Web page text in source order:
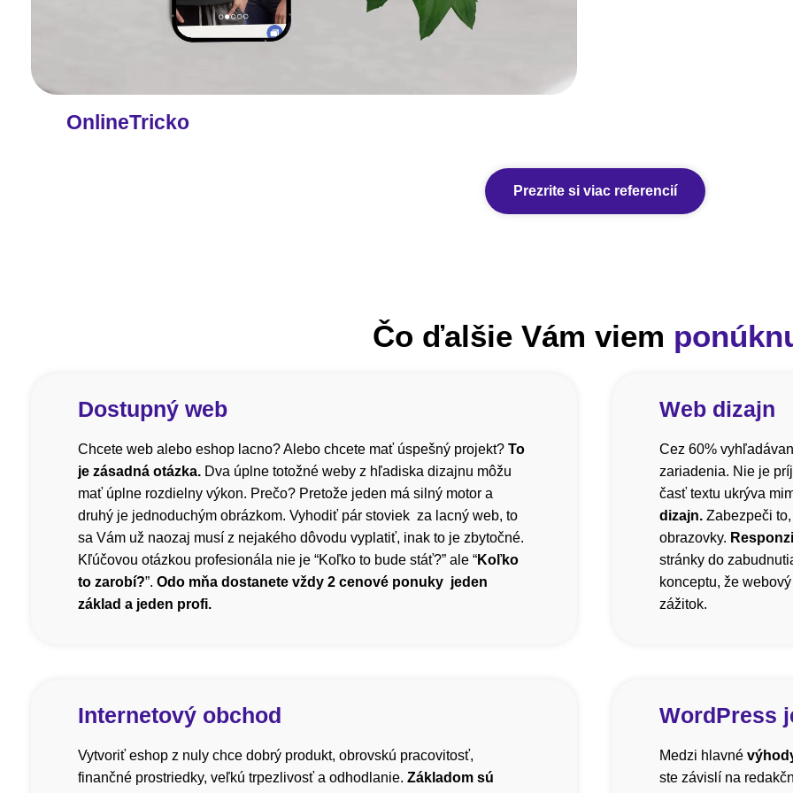
OnlineTricko
Prezrite si viac referencií
Čo ďalšie Vám viem
Dostupný web
Chcete web alebo eshop lacno? Alebo chcete mať úspešný projekt? To
je zásadná otázka. Dva úplne totožné weby z hľadiska dizajnu môžu
mať úplne rozdielny výkon. Prečo? Pretože jeden má silný motor a
druhý je jednoduchým obrázkom. Vyhodiť pár stoviek za lacný web, to
sa Vám už naozaj musí z nejakého dôvodu vyplatiť, inak to je zbytočné.
Kľúčovou otázkou profesionála nie je “Koľko to bude stáť?” ale “Koľko
to zarobí?”. Odo mňa dostanete vždy 2 cenové ponuky jeden
základ a jeden profi.
Web dizajn
Cez 60%
zariadenia. Nie je
časť textu ukrýva
dizajn. Zabezpeči
obrazovky.
stránky do
konceptu, že
zážitok.
Internetový obchod
Vytvoriť eshop z nuly chce dobrý produkt, obrovskú pracovitosť,
finančné prostriedky, veľkú trpezlivosť a odhodlanie. Základom sú
WordPress
Medzi hlavné
ste závislí na